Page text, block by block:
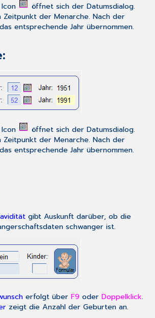
öffnet sich derDatumsdialog.
Zeitpunkt der Menarche. Nach der
entsprechende Jahr übernommen.
öffnet sich derDatumsdialog.
Zeitpunkt der Menarche. Nach der
entsprechende Jahr übernommen.
gibt Auskunft darüber, ob die
schwanger ist.
erfolgt überF9 oderDoppelklick.
zeigt die Anzahl der Geburten an.